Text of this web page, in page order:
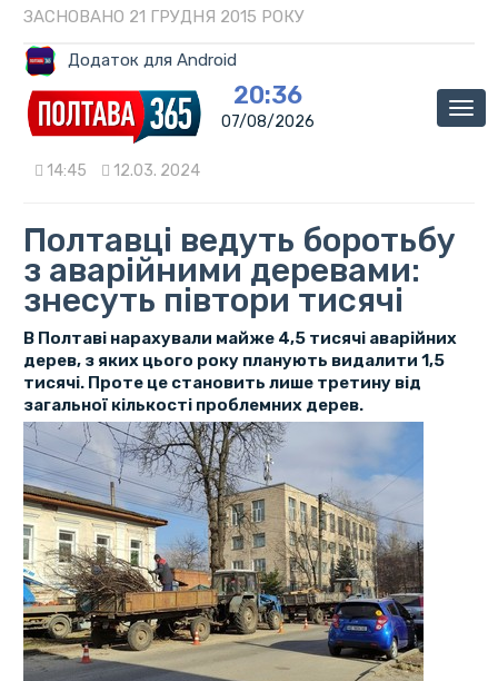
ЗАСНОВАНО 21 ГРУДНЯ 2015 РОКУ
Додаток для Android
20:36
07/08/2026
14:45 12.03. 2024
Полтавці ведуть боротьбу
з аварійними деревами:
знесуть півтори тисячі
В Полтаві нарахували майже 4,5 тисячі аварійних
дерев, з яких цього року планують видалити 1,5
тисячі. Проте це становить лише третину від
загальної кількості проблемних дерев.